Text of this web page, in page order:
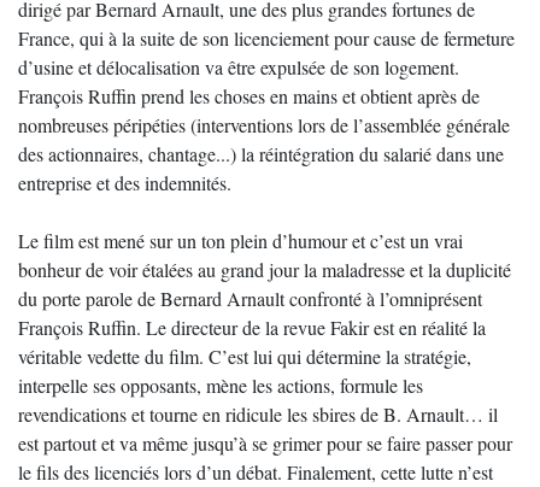
dirigé par Bernard Arnault, une des plus grandes fortunes de
France, qui à la suite de son licenciement pour cause de fermeture
d’usine et délocalisation va être expulsée de son logement.
François Ruffin prend les choses en mains et obtient après de
nombreuses péripéties (interventions lors de l’assemblée générale
des actionnaires, chantage...) la réintégration du salarié dans une
entreprise et des indemnités.
Le film est mené sur un ton plein d’humour et c’est un vrai
bonheur de voir étalées au grand jour la maladresse et la duplicité
du porte parole de Bernard Arnault confronté à l’omniprésent
François Ruffin. Le directeur de la revue Fakir est en réalité la
véritable vedette du film. C’est lui qui détermine la stratégie,
interpelle ses opposants, mène les actions, formule les
revendications et tourne en ridicule les sbires de B. Arnault… il
est partout et va même jusqu’à se grimer pour se faire passer pour
le fils des licenciés lors d’un débat. Finalement, cette lutte n’est